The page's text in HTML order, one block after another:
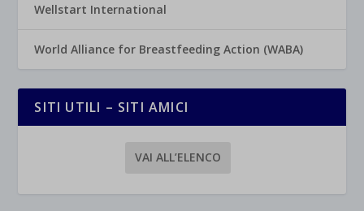
Wellstart International
World Alliance for Breastfeeding Action (WABA)
SITI UTILI – SITI AMICI
VAI ALL’ELENCO